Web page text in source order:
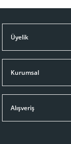
Üyelik
Kurumsal
Alışveriş